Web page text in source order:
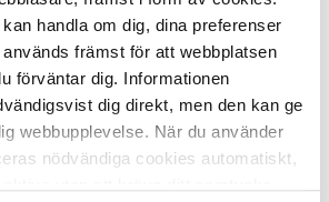
handla om dig, dina preferenser
främst för att webbplatsen
förväntar dig. Informationen
dig direkt, men den kan ge
webbupplevelse. När du använder
nödvändiga cookies automatiskt,